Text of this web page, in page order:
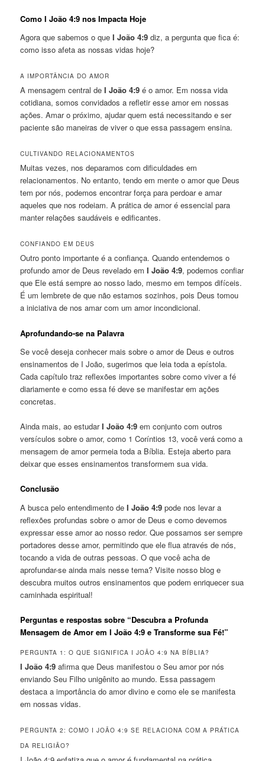
Como I João 4:9 nos Impacta Hoje
Agora que sabemos o queI João 4:9 diz, a pergunta que fica é:
como isso afeta as nossas vidas hoje?
A IMPORTÂNCIA DO AMOR
A mensagem central deI João 4:9 é o amor. Em nossa vida
cotidiana, somos convidados a refletir esse amor em nossas
ações. Amar o próximo, ajudar quem está necessitando e ser
paciente são maneiras de viver o que essa passagem ensina.
CULTIVANDO RELACIONAMENTOS
Muitas vezes, nos deparamos com dificuldades em
relacionamentos. No entanto, tendo em mente o amor que Deus
tem por nós, podemos encontrar força para perdoar e amar
aqueles que nos rodeiam. A prática de amor é essencial para
manter relações saudáveis e edificantes.
CONFIANDO EM DEUS
Outro ponto importante é a confiança. Quando entendemos o
profundo amor de Deus revelado emI João 4:9, podemos confiar
que Ele está sempre ao nosso lado, mesmo em tempos difíceis.
É um lembrete de que não estamos sozinhos, pois Deus tomou
a iniciativa de nos amar com um amor incondicional.
Aprofundando-se na Palavra
Se você deseja conhecer mais sobre o amor de Deus e outros
ensinamentos de I João, sugerimos que leia toda a epístola.
Cada capítulo traz reflexões importantes sobre como viver a fé
diariamente e como essa fé deve se manifestar em ações
concretas.
Ainda mais, ao estudarI João 4:9 em conjunto com outros
versículos sobre o amor, como 1 Coríntios 13, você verá como a
mensagem de amor permeia toda a Bíblia. Esteja aberto para
deixar que esses ensinamentos transformem sua vida.
Conclusão
A busca pelo entendimento deI João 4:9 pode nos levar a
reflexões profundas sobre o amor de Deus e como devemos
expressar esse amor ao nosso redor. Que possamos ser sempre
portadores desse amor, permitindo que ele flua através de nós,
tocando a vida de outras pessoas. O que você acha de
aprofundar-se ainda mais nesse tema? Visite nosso blog e
descubra muitos outros ensinamentos que podem enriquecer sua
caminhada espiritual!
Perguntas e respostas sobre “Descubra a Profunda
Mensagem de Amor em I João 4:9 e Transforme sua Fé!”
PERGUNTA 1: O QUE SIGNIFICA I JOÃO 4:9 NA BÍBLIA?
I João 4:9 afirma que Deus manifestou o Seu amor por nós
enviando Seu Filho unigênito ao mundo. Essa passagem
destaca a importância do amor divino e como ele se manifesta
em nossas vidas.
PERGUNTA 2: COMO I JOÃO 4:9 SE RELACIONA COM A PRÁTICA
DA RELIGIÃO?